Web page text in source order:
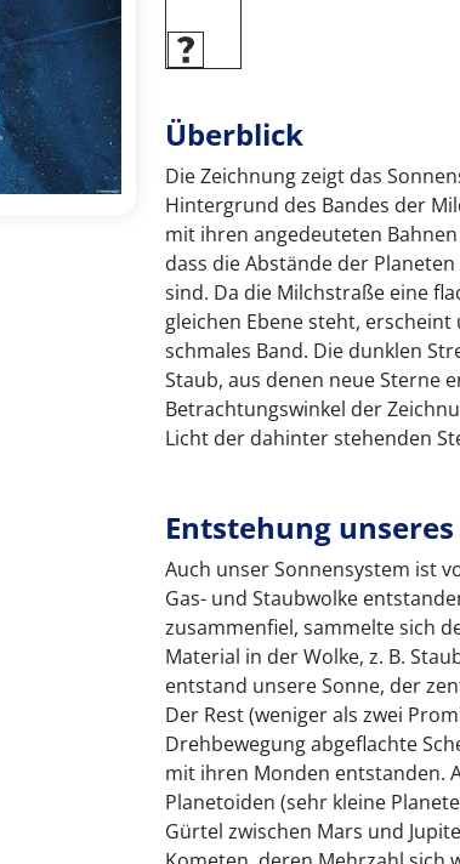
Überblick
Die Zeichnung zeigt das
Hintergrund des Bandes der
mit ihren angedeuteten
dass die Abstände der
sind. Da die Milchstraße eine
gleichen Ebene steht,
schmales Band. Die dunklen
Staub, aus denen neue Sterne
Betrachtungswinkel der
Licht der dahinter stehenden
Entstehung
Auch unser Sonnensystem ist
Gas- und Staubwolke
zusammenfiel, sammelte sich
Material in der Wolke, z. B.
entstand unsere Sonne, der
Der Rest (weniger als zwei
Drehbewegung abgeflachte
mit ihren Monden entstanden.
Planetoiden (sehr kleine
Gürtel zwischen Mars und